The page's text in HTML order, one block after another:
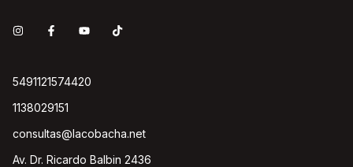
5491121574420
1138029151
consultas@lacobacha.net
Av. Dr. Ricardo Balbin 2436